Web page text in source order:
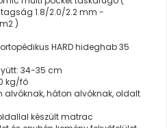
1.8/2.0/2.2 mm -
)
HARD hideghab 35
34-35 cm
kg/fő
háton alvóknak, oldalt
készült matrac